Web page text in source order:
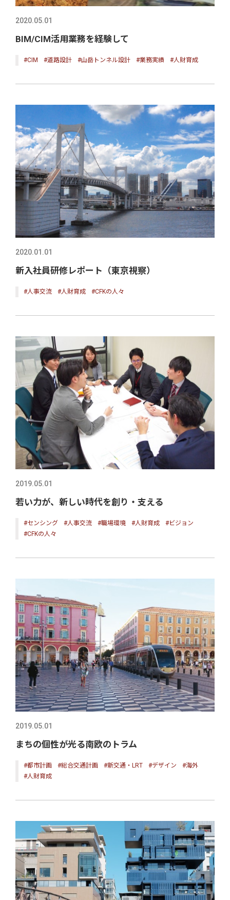
2020.05.01
BIM/CIM活用業務を経験して
#CIM #道路設計 #山岳トンネル設計 #業務実績 #人財育成
2020.01.01
新入社員研修レポート（東京視察）
#人事交流 #人財育成 #CFKの人々
2019.05.01
若い力が、新しい時代を創り・支える
#センシング #人事交流 #職場環境 #人財育成
#ビジョン
#CFKの人々
2019.05.01
まちの個性が光る南欧のトラム
#都市計画 #総合交通計画 #新交通・LRT #デザイン
#海外
#人財育成